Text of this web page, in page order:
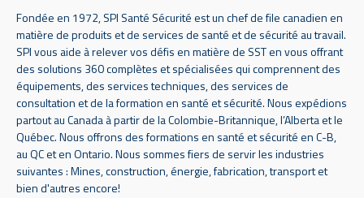
Fondée en 1972, SPI Santé Sécurité est un chef de file canadien en
matière de produits et de services de santé et de sécurité au travail.
SPI vous aide à relever vos défis en matière de SST en vous offrant
des solutions 360 complètes et spécialisées qui comprennent des
équipements, des services techniques, des services de
consultation et de la formation en santé et sécurité. Nous expédions
partout au Canada à partir de la Colombie-Britannique, l’Alberta et le
Québec. Nous offrons des formations en santé et sécurité en C-B,
au QC et en Ontario. Nous sommes fiers de servir les industries
suivantes : Mines, construction, énergie, fabrication, transport et
bien d'autres encore!